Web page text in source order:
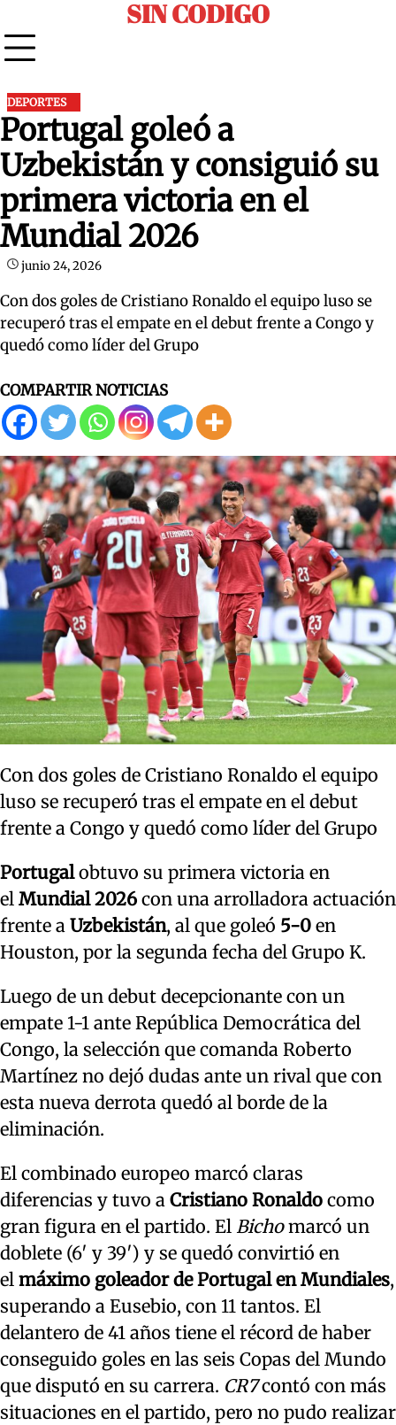
to
content
SIN CODIGO
DEPORTES
Portugal goleó a
Uzbekistán y consiguió su
primera victoria en el
Mundial 2026
junio 24, 2026
Con dos goles de Cristiano Ronaldo el equipo luso se
recuperó tras el empate en el debut frente a Congo y
quedó como líder del Grupo
COMPARTIR NOTICIAS
Con dos goles de Cristiano Ronaldo el equipo
luso se recuperó tras el empate en el debut
frente a Congo y quedó como líder del Grupo
Portugalobtuvo su primera victoria en
el Mundial 2026 con una arrolladora actuación
frente a Uzbekistán, al que goleó 5-0 en
Houston, por la segunda fecha del Grupo K.
Luego de un debut decepcionante con un
empate 1-1 ante República Democrática del
Congo, la selección que comanda Roberto
Martínez no dejó dudas ante un rival que con
esta nueva derrota quedó al borde de la
eliminación.
El combinado europeo marcó claras
diferencias y tuvo a Cristiano Ronaldo como
gran figura en el partido. El Bichomarcó un
doblete (6′ y 39′) y se quedó convirtió en
el máximo goleador de Portugal en Mundiales,
superando a Eusebio, con 11 tantos. El
delantero de 41 años tiene el récord de haber
conseguido goles en las seis Copas del Mundo
que disputó en su carrera. CR7contó con más
situaciones en el partido, pero no pudo realizar